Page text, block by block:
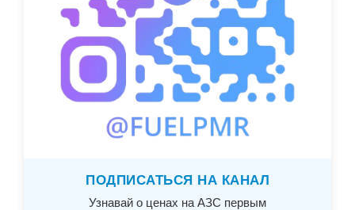
ПОДПИСАТЬСЯ НА КАНАЛ
Узнавай о ценах на АЗС первым